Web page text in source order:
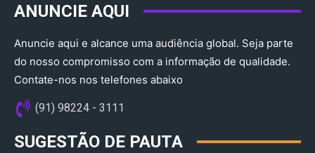
ANUNCIE AQUI
Anuncie aqui e alcance uma audiência global. Seja parte
do nosso compromisso com a informação de qualidade.
Contate-nos nos telefones abaixo
(91) 98224 - 3111
SUGESTÃO DE PAUTA